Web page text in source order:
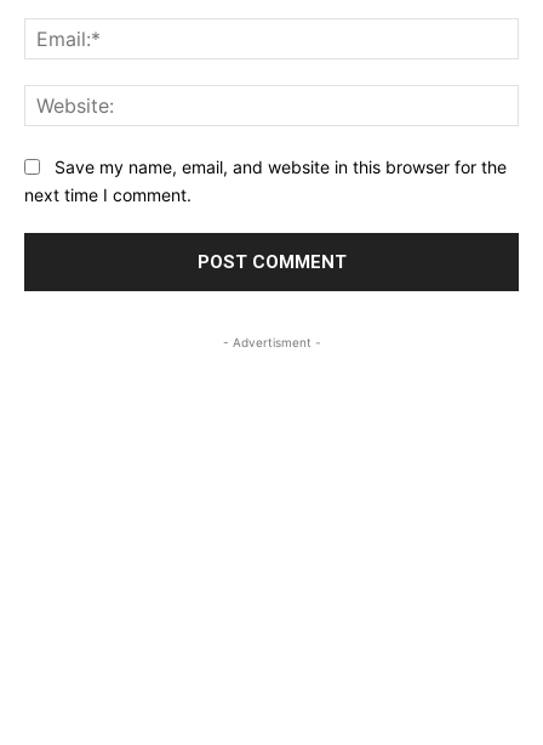
Save my name, email, and website in this browser for the
next time I comment.
- Advertisment -